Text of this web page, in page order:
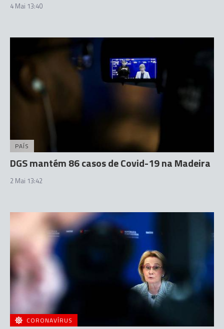
4 Mai 13:40
PAÍS
DGS mantém 86 casos de Covid-19 na Madeira
2 Mai 13:42
CORONAVÍRUS